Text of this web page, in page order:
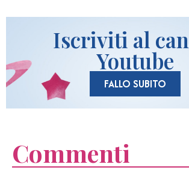
Iscriviti al
Youtube
FALLO SUBITO
Commenti